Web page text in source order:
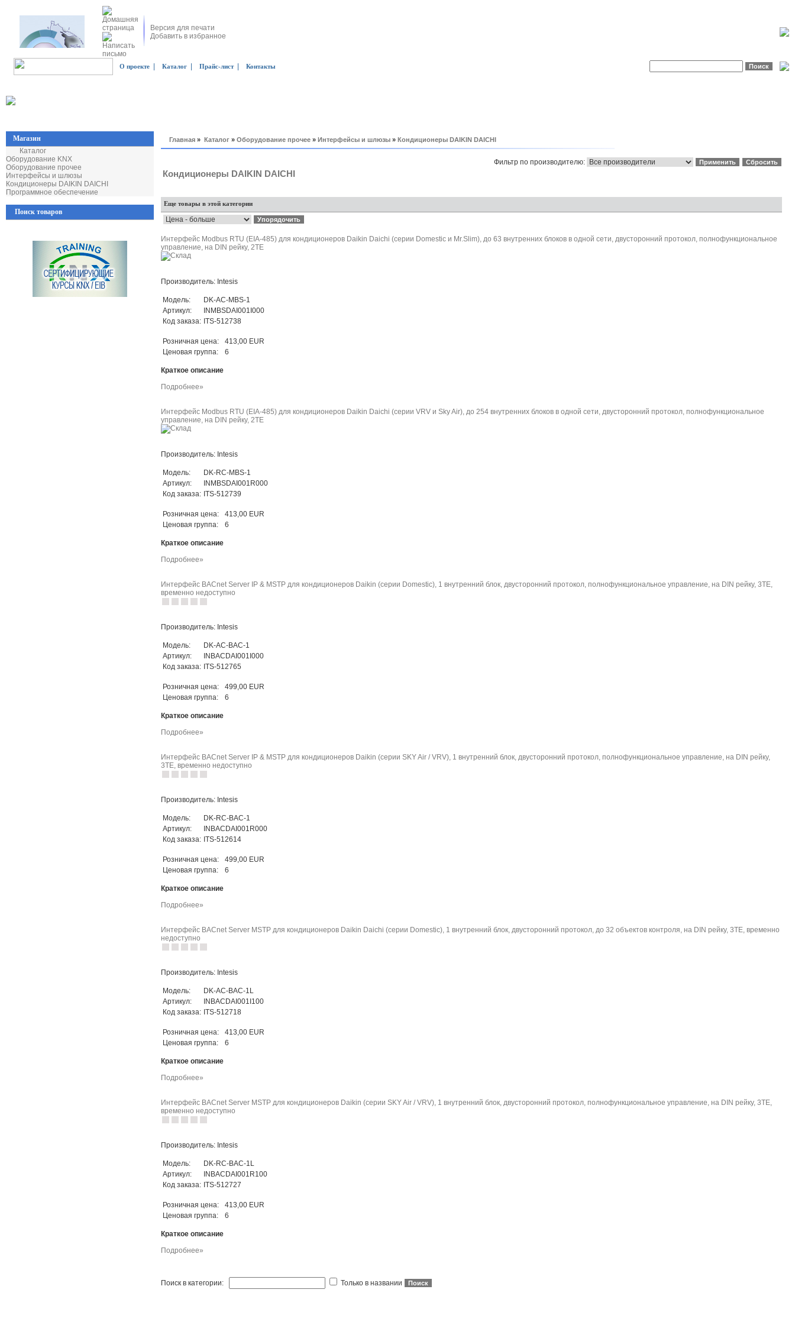
Версия для печати
Добавить в избранное
О проекте Каталог Прайс-лист| Контакты
Магазин
Каталог
Оборудование KNX
Оборудование прочее
Интерфейсы и шлюзы
Кондиционеры DAIKIN DAICHI
Программное обеспечение
Поиск товаров
Главная » Каталог » Оборудование прочее » Интерфейсы и шлюзы » Кондиционеры DAIKIN DAICHI
Фильтр по производителю:
Кондиционеры DAIKIN DAICHI
Еще товары в этой категории
Интерфейс Modbus RTU (EIA-485) для кондиционеров Daikin Daichi (серии Domestic и Mr.Slim), до 63 внутренних блоков в одной сети, двусторонний протокол, полнофункциональное
управление, на DIN рейку, 2TE
Производитель: Intesis
Модель:
DK-AC-MBS-1
Артикул:
INMBSDAI001I000
Код заказа: ITS-512738
Розничная цена:
413,00 EUR
Ценовая группа:
6
Краткое описание
Подробнее»
Интерфейс Modbus RTU (EIA-485) для кондиционеров Daikin Daichi (серии VRV и Sky Air), до 254 внутренних блоков в одной сети, двусторонний протокол, полнофункциональное
управление, на DIN рейку, 2TE
Производитель: Intesis
Модель:
DK-RC-MBS-1
Артикул:
INMBSDAI001R000
Код заказа: ITS-512739
Розничная цена:
413,00 EUR
Ценовая группа:
6
Краткое описание
Подробнее»
Интерфейс BACnet Server IP & MSTP для кондиционеров Daikin (серии Domestic), 1 внутренний блок, двусторонний протокол, полнофункциональное управление, на DIN рейку, 3TE,
временно недоступно
Производитель: Intesis
Модель:
DK-AC-BAC-1
Артикул:
INBACDAI001I000
Код заказа: ITS-512765
Розничная цена:
499,00 EUR
Ценовая группа:
6
Краткое описание
Подробнее»
Интерфейс BACnet Server IP & MSTP для кондиционеров Daikin (серии SKY Air / VRV), 1 внутренний блок, двусторонний протокол, полнофункциональное управление, на DIN рейку,
3TE, временно недоступно
Производитель: Intesis
Модель:
DK-RC-BAC-1
Артикул:
INBACDAI001R000
Код заказа: ITS-512614
Розничная цена:
499,00 EUR
Ценовая группа:
6
Краткое описание
Подробнее»
Интерфейс BACnet Server MSTP для кондиционеров Daikin Daichi (серии Domestic), 1 внутренний блок, двусторонний протокол, до 32 объектов контроля, на DIN рейку, 3TE, временно
недоступно
Производитель: Intesis
Модель:
DK-AC-BAC-1L
Артикул:
INBACDAI001I100
Код заказа: ITS-512718
Розничная цена:
413,00 EUR
Ценовая группа:
6
Краткое описание
Подробнее»
Интерфейс BACnet Server MSTP для кондиционеров Daikin (серии SKY Air / VRV), 1 внутренний блок, двусторонний протокол, полнофункциональное управление, на DIN рейку, 3TE,
временно недоступно
Производитель: Intesis
Модель:
DK-RC-BAC-1L
Артикул:
INBACDAI001R100
Код заказа: ITS-512727
Розничная цена:
413,00 EUR
Ценовая группа:
6
Краткое описание
Подробнее»
Поиск в категории: Только в названии